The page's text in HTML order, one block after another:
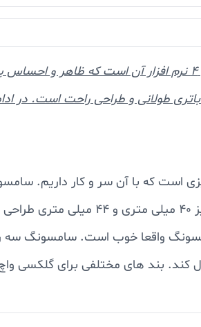
طولانی و طراحی راحت است. در
است که با آن سر و کار داریم.
ساعت و لباس خود را هماهنگ